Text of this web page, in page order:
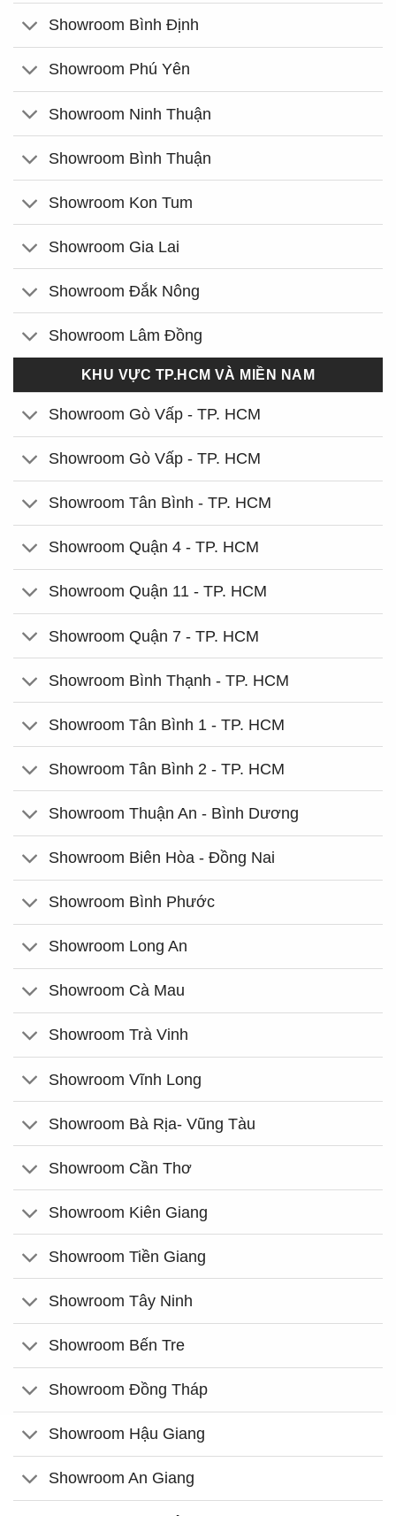
Showroom Bình Định
Showroom Phú Yên
Showroom Ninh Thuận
Showroom Bình Thuận
Showroom Kon Tum
Showroom Gia Lai
Showroom Đắk Nông
Showroom Lâm Đồng
KHU VỰC TP.HCM VÀ MIỀN NAM
Showroom Gò Vấp - TP. HCM
Showroom Gò Vấp - TP. HCM
Showroom Tân Bình - TP. HCM
Showroom Quận 4 - TP. HCM
Showroom Quận 11 - TP. HCM
Showroom Quận 7 - TP. HCM
Showroom Bình Thạnh - TP. HCM
Showroom Tân Bình 1 - TP. HCM
Showroom Tân Bình 2 - TP. HCM
Showroom Thuận An - Bình Dương
Showroom Biên Hòa - Đồng Nai
Showroom Bình Phước
Showroom Long An
Showroom Cà Mau
Showroom Trà Vinh
Showroom Vĩnh Long
Showroom Bà Rịa- Vũng Tàu
Showroom Cần Thơ
Showroom Kiên Giang
Showroom Tiền Giang
Showroom Tây Ninh
Showroom Bến Tre
Showroom Đồng Tháp
Showroom Hậu Giang
Showroom An Giang